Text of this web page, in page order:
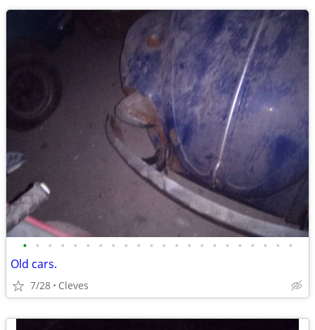
• • • • • • • • • • • • • • • • • • • • • •
Old cars.
7/28 Cleves